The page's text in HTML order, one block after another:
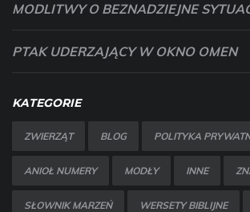
MODLITWY O BEZNADZIEJNE
PTAK UDERZAJĄCY W OKNO OMEN
KATEGORIE
ZWIERZĄT BLOG POLITYKA
ANIOŁ NUMERY MODŁY INNE
SŁOWNIK MARZEŃ WERSETY BIBLIJNE